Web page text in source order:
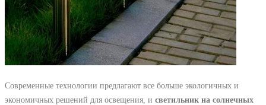
Современные технологии предлагают все больше экологичных и
экономичных решений для освещения, и светильник на солнечных